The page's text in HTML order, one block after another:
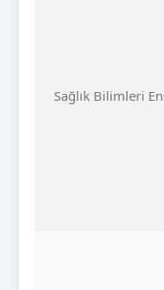
Sağlık Bilimleri